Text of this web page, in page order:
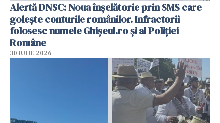
Alertă DNSC: Noua înșelătorie prin SMS care
golește conturile românilor. Infractorii
folosesc numele Ghișeul.ro și al Poliției
Române
30 IULIE 2026